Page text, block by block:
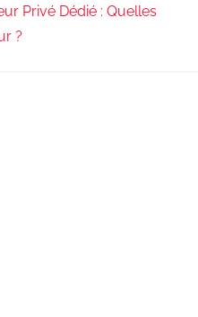
Privé Dédié : Quelles
?